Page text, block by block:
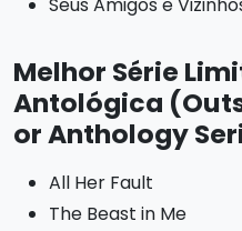
Melhor Série
Antológica
or Anthology
All Her Fault
The Beast in Me